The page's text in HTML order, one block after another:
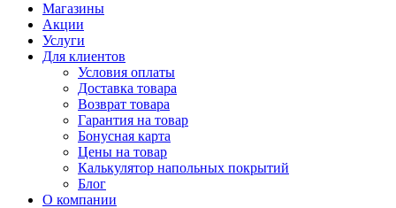
Магазины
Акции
Услуги
Для клиентов
Условия оплаты
Доставка товара
Возврат товара
Гарантия на товар
Бонусная карта
Цены на товар
Калькулятор напольных покрытий
Блог
О компании